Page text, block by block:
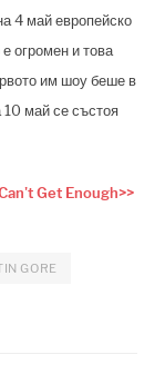
4 май европейско
огромен и това
им шоу беше в
10 май се състоя
Get Enough>>
GORE